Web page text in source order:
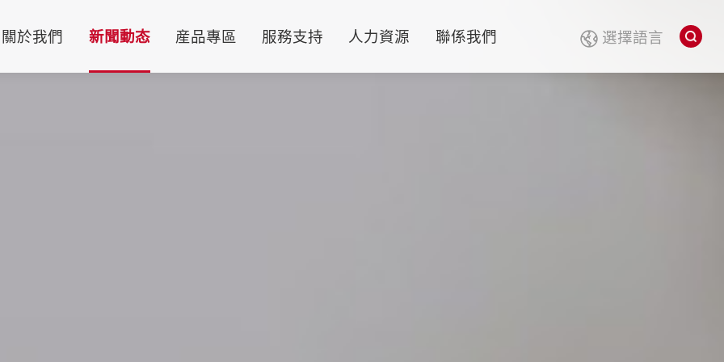
關於我們 新聞動态 産品專區 服務支持 人力資源 聯係我們 選擇語言